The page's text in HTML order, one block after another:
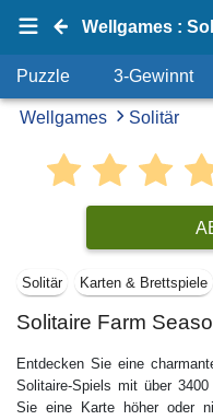
Puzzle 3-Gewinnt
Wellgames Solitär
Solitär Karten & Brettspiele
Solitaire Farm
Entdecken Sie eine
Solitaire-Spiels mit über
Sie eine Karte höher oder